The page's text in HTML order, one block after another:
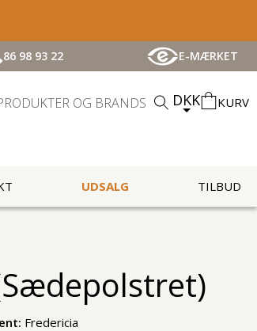
86 98 93 22 E-MÆRKET
DKK KURV
UDSALG TILBUD
Fredericia